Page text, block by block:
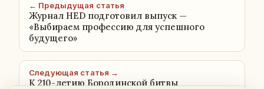
← Предыдущая статья
Журнал HED подготовил выпуск —
«Выбираем профессию для успешного
будущего»
Следующая статья →
K 210-летию Бородинской битвы